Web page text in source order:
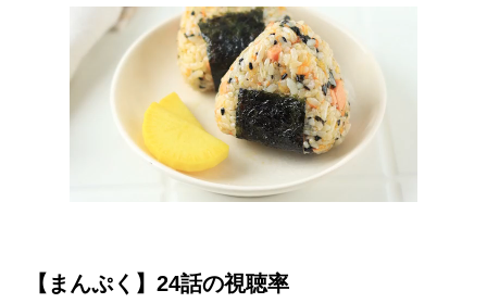
【まんぷく】24話の視聴率